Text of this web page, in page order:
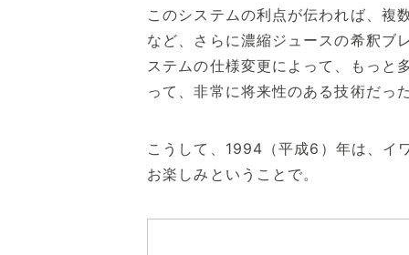
このシステムの利点が伝われば、複
など、さらに濃縮ジュースの希釈ブ
ステムの仕様変更によって、もっと
って、非常に将来性のある技術だっ
こうして、1994（平成6）年は、イ
お楽しみということで。